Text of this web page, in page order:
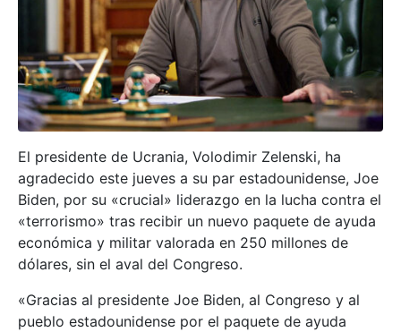
El presidente de Ucrania, Volodimir Zelenski, ha
agradecido este jueves a su par estadounidense, Joe
Biden, por su «crucial» liderazgo en la lucha contra el
«terrorismo» tras recibir un nuevo paquete de ayuda
económica y militar valorada en 250 millones de
dólares, sin el aval del Congreso.
«Gracias al presidente Joe Biden, al Congreso y al
pueblo estadounidense por el paquete de ayuda